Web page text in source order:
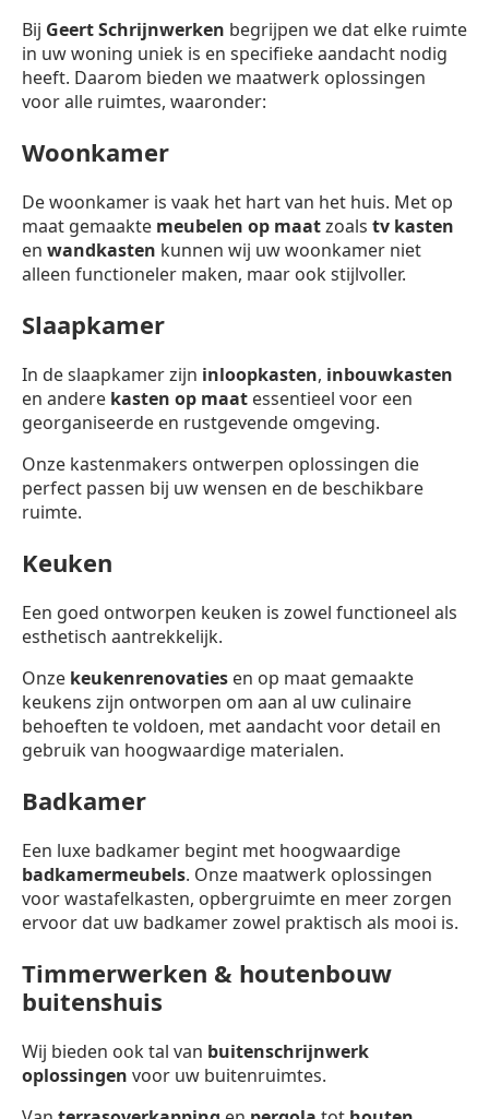
Bij Geert Schrijnwerken begrijpen we dat elke ruimte
in uw woning uniek is en specifieke aandacht nodig
heeft. Daarom bieden we maatwerk oplossingen
voor alle ruimtes, waaronder:
Woonkamer
De woonkamer is vaak het hart van het huis. Met op
maat gemaakte meubelen op maatzoals tv kasten
en wandkasten kunnen wij uw woonkamer niet
alleen functioneler maken, maar ook stijlvoller.
Slaapkamer
In de slaapkamer zijn inloopkasten, inbouwkasten
en andere kasten op maat essentieel voor een
georganiseerde en rustgevende omgeving.
Onze kastenmakers ontwerpen oplossingen die
perfect passen bij uw wensen en de beschikbare
ruimte.
Keuken
Een goed ontworpen keuken is zowel functioneel als
esthetisch aantrekkelijk.
Onze keukenrenovaties en op maat gemaakte
keukens zijn ontworpen om aan al uw culinaire
behoeften te voldoen, met aandacht voor detail en
gebruik van hoogwaardige materialen.
Badkamer
Een luxe badkamer begint met hoogwaardige
badkamermeubels. Onze maatwerk oplossingen
voor wastafelkasten, opbergruimte en meer zorgen
ervoor dat uw badkamer zowel praktisch als mooi is.
Timmerwerken & houtenbouw
buitenshuis
Wij bieden ook tal van buitenschrijnwerk
oplossingen voor uw buitenruimtes.